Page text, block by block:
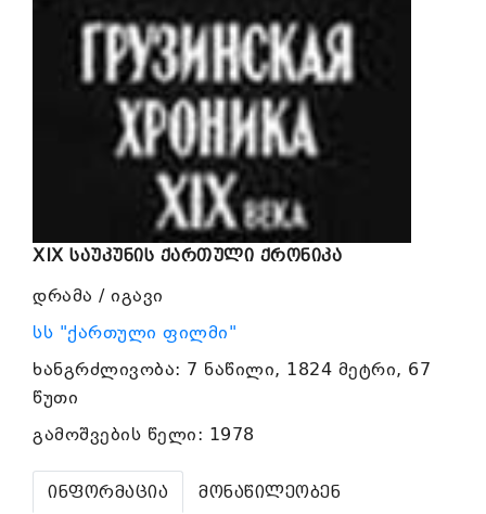
XIX საუკუნის ქართული ქრონიკა
დრამა / იგავი
სს "ქართული ფილმი"
ხანგრძლივობა: 7 ნაწილი, 1824 მეტრი, 67
წუთი
გამოშვების წელი: 1978
ინფორმაცია
მონაწილეობენ